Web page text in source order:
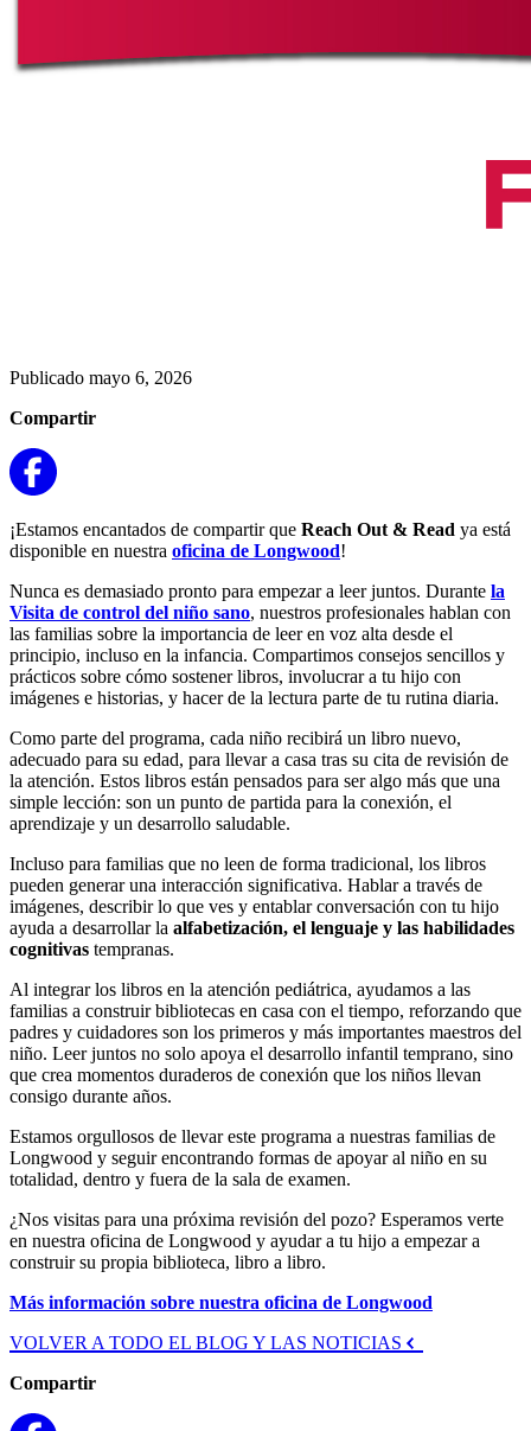
Publicado mayo 6, 2026
Compartir
¡Estamos encantados de compartir que Reach Out & Read ya está
disponible en nuestra oficina de Longwood!
Nunca es demasiado pronto para empezar a leer juntos. Durante la
Visita de control del niño sano, nuestros profesionales hablan con
las familias sobre la importancia de leer en voz alta desde el
principio, incluso en la infancia. Compartimos consejos sencillos y
prácticos sobre cómo sostener libros, involucrar a tu hijo con
imágenes e historias, y hacer de la lectura parte de tu rutina diaria.
Como parte del programa, cada niño recibirá un libro nuevo,
adecuado para su edad, para llevar a casa tras su cita de revisión de
la atención. Estos libros están pensados para ser algo más que una
simple lección: son un punto de partida para la conexión, el
aprendizaje y un desarrollo saludable.
Incluso para familias que no leen de forma tradicional, los libros
pueden generar una interacción significativa. Hablar a través de
imágenes, describir lo que ves y entablar conversación con tu hijo
ayuda a desarrollar la alfabetización, el lenguaje y las habilidades
cognitivas tempranas.
Al integrar los libros en la atención pediátrica, ayudamos a las
familias a construir bibliotecas en casa con el tiempo, reforzando que
padres y cuidadores son los primeros y más importantes maestros del
niño. Leer juntos no solo apoya el desarrollo infantil temprano, sino
que crea momentos duraderos de conexión que los niños llevan
consigo durante años.
Estamos orgullosos de llevar este programa a nuestras familias de
Longwood y seguir encontrando formas de apoyar al niño en su
totalidad, dentro y fuera de la sala de examen.
¿Nos visitas para una próxima revisión del pozo? Esperamos verte
en nuestra oficina de Longwood y ayudar a tu hijo a empezar a
construir su propia biblioteca, libro a libro.
Más información sobre nuestra oficina de Longwood
VOLVER A TODO EL BLOG Y LAS NOTICIAS
Compartir